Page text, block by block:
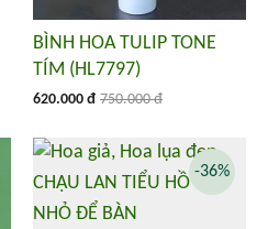
BÌNH HOA TULIP TONE
TÍM (HL7797)
620.000 đ 750.000 đ
-36%